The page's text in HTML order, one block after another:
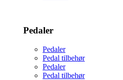
Pedaler
Pedaler
Pedal tilbehør
Pedaler
Pedal tilbehør